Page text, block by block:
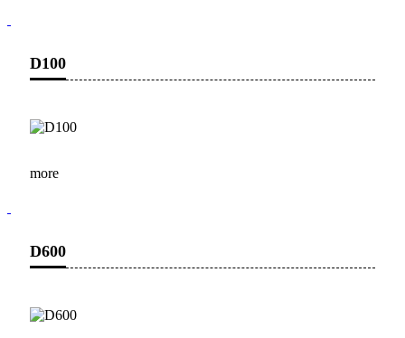
D100
more
D600